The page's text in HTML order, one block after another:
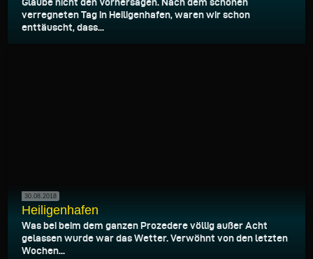
Glaube nicht den Vorhersagen. Nach dem schönen
verregneten Tag in Heiligenhafen, waren wir schon
enttäuscht, dass...
30.08.2018
Heiligenhafen
Was bei beim dem ganzen Prozedere völlig außer Acht
gelassen wurde war das Wetter. Verwöhnt von den letzten
Wochen...